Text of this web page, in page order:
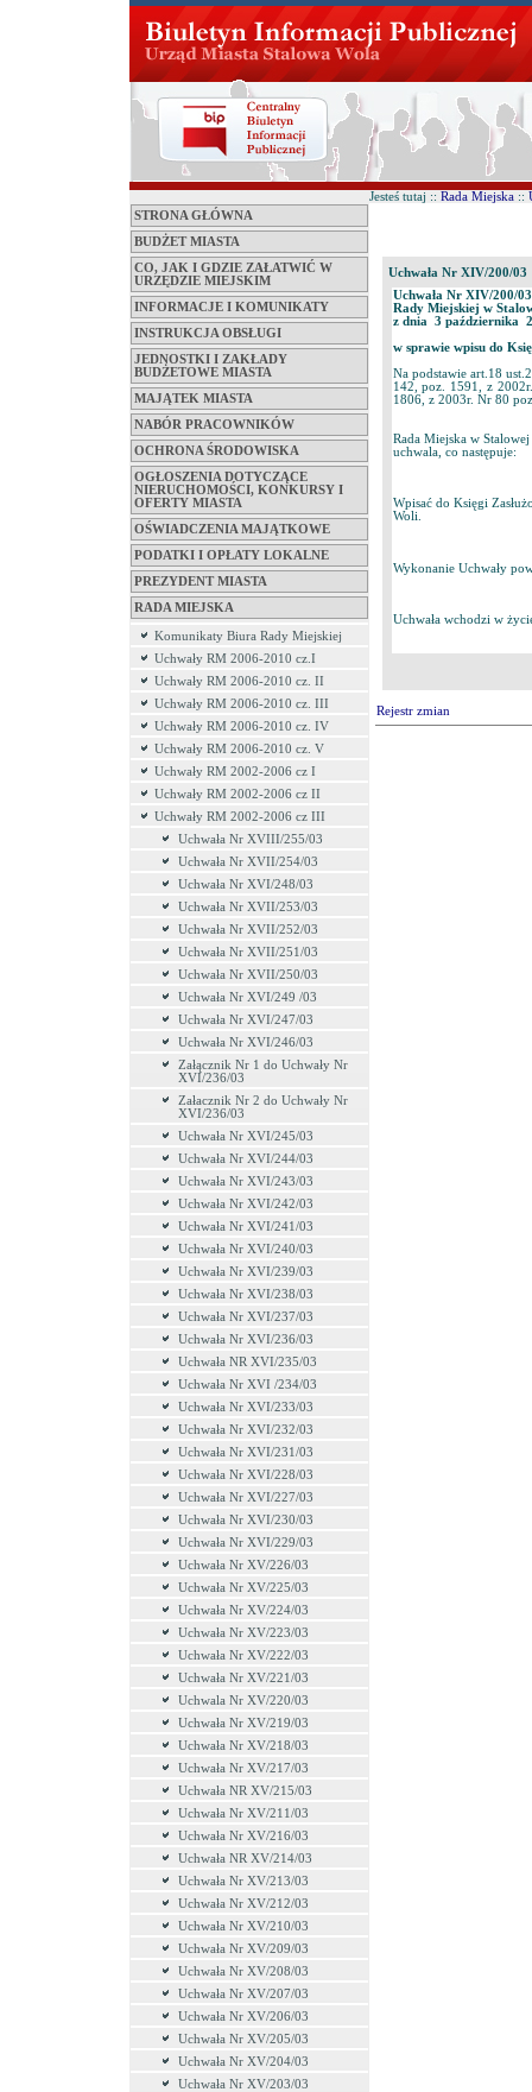
STRONA GŁÓWNA
BUDŻET MIASTA
CO, JAK I GDZIE ZAŁATWIĆ W
URZĘDZIE MIEJSKIM
INFORMACJE I KOMUNIKATY
INSTRUKCJA OBSŁUGI
JEDNOSTKI I ZAKŁADY
BUDŻETOWE MIASTA
MAJĄTEK MIASTA
NABÓR PRACOWNIKÓW
OCHRONA ŚRODOWISKA
OGŁOSZENIA DOTYCZĄCE
NIERUCHOMOŚCI, KONKURSY I
OFERTY MIASTA
OŚWIADCZENIA MAJĄTKOWE
PODATKI I OPŁATY LOKALNE
PREZYDENT MIASTA
RADA MIEJSKA
Komunikaty Biura Rady Miejskiej
Uchwały RM 2006-2010 cz.I
Uchwały RM 2006-2010 cz. II
Uchwały RM 2006-2010 cz. III
Uchwały RM 2006-2010 cz. IV
Uchwały RM 2006-2010 cz. V
Uchwały RM 2002-2006 cz I
Uchwały RM 2002-2006 cz II
Uchwały RM 2002-2006 cz III
Uchwała Nr XVIII/255/03
Uchwała Nr XVII/254/03
Uchwała Nr XVI/248/03
Uchwała Nr XVII/253/03
Uchwała Nr XVII/252/03
Uchwała Nr XVII/251/03
Uchwała Nr XVII/250/03
Uchwała Nr XVI/249 /03
Uchwała Nr XVI/247/03
Uchwała Nr XVI/246/03
Załącznik Nr 1 do Uchwały Nr
XVI/236/03
Załacznik Nr 2 do Uchwały Nr
XVI/236/03
Uchwała Nr XVI/245/03
Uchwała Nr XVI/244/03
Uchwała Nr XVI/243/03
Uchwała Nr XVI/242/03
Uchwała Nr XVI/241/03
Uchwała Nr XVI/240/03
Uchwała Nr XVI/239/03
Uchwała Nr XVI/238/03
Uchwała Nr XVI/237/03
Uchwała Nr XVI/236/03
Uchwała NR XVI/235/03
Uchwała Nr XVI /234/03
Uchwała Nr XVI/233/03
Uchwała Nr XVI/232/03
Uchwała Nr XVI/231/03
Uchwała Nr XVI/228/03
Uchwała Nr XVI/227/03
Uchwała Nr XVI/230/03
Uchwała Nr XVI/229/03
Uchwała Nr XV/226/03
Uchwała Nr XV/225/03
Uchwała Nr XV/224/03
Uchwała Nr XV/223/03
Uchwała Nr XV/222/03
Uchwała Nr XV/221/03
Uchwala Nr XV/220/03
Uchwała Nr XV/219/03
Uchwała Nr XV/218/03
Uchwała Nr XV/217/03
Uchwała NR XV/215/03
Uchwała Nr XV/211/03
Uchwała Nr XV/216/03
Uchwała NR XV/214/03
Uchwała Nr XV/213/03
Uchwała Nr XV/212/03
Uchwała Nr XV/210/03
Uchwała Nr XV/209/03
Uchwała Nr XV/208/03
Uchwała Nr XV/207/03
Uchwała Nr XV/206/03
Uchwała Nr XV/205/03
Uchwała Nr XV/204/03
Uchwała Nr XV/203/03
Jesteś tutaj :: Rada Miejska ::
Uchwała Nr XIV/200/03
Uchwała Nr XIV/200/03
Rady Miejskiej w
z dnia 3 października
w sprawie wpisu do
Na podstawie art.18
142, poz. 1591, z
1806, z 2003r. Nr 80
Rada Miejska w
uchwala, co następuje:
Wpisać do Księgi
Woli.
Wykonanie Uchwały
Uchwała wchodzi w
Rejestr zmian